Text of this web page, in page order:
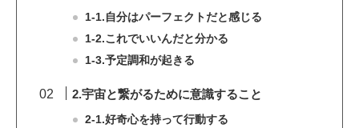
1-1.自分はパーフェクトだと感じる
1-2.これでいいんだと分かる
1-3.予定調和が起きる
2.宇宙と繋がるために意識すること
2-1.好奇心を持って行動する